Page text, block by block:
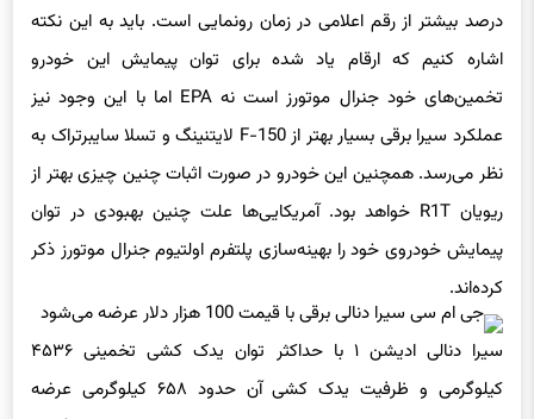
درصد بیشتر از رقم اعلامی در زمان رونمایی است. باید به این نکته
اشاره کنیم که ارقام یاد شده برای توان پیمایش این خودرو
تخمین‌های خود جنرال موتورز است نه EPA اما با این وجود نیز
عملکرد سیرا برقی بسیار بهتر از F-150 لایتنینگ و تسلا سایبرتراک به
نظر می‌رسد. همچنین این خودرو در صورت اثبات چنین چیزی بهتر از
ریویان R1T خواهد بود. آمریکایی‌ها علت چنین بهبودی در توان
پیمایش خودروی خود را بهینه‌سازی پلتفرم اولتیوم جنرال موتورز ذکر
کرده‌اند.
سیرا دنالی ادیشن ۱ با حداکثر توان یدک کشی تخمینی ۴۵۳۶
کیلوگرمی و ظرفیت یدک کشی آن حدود ۶۵۸ کیلوگرمی عرضه